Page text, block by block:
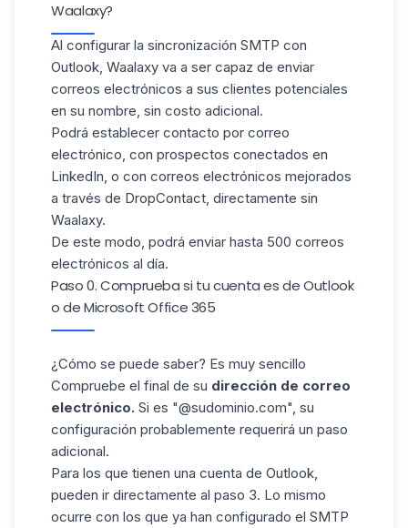
Waalaxy?
Al configurar la sincronización SMTP con
Outlook, Waalaxy va a ser capaz de enviar
correos electrónicos a sus clientes potenciales
en su nombre, sin costo adicional.
Podrá establecer contacto por correo
electrónico, con prospectos conectados en
LinkedIn, o con correos electrónicos mejorados
a través de DropContact, directamente sin
Waalaxy.
De este modo, podrá enviar hasta 500 correos
electrónicos al día.
Paso 0. Comprueba si tu cuenta es de Outlook
o de Microsoft Office 365
¿Cómo se puede saber? Es muy sencillo
Compruebe el final de su dirección de correo
electrónico. Si es "@sudominio.com", su
configuración probablemente requerirá un paso
adicional.
Para los que tienen una cuenta de Outlook,
pueden ir directamente al paso 3. Lo mismo
ocurre con los que ya han configurado el SMTP